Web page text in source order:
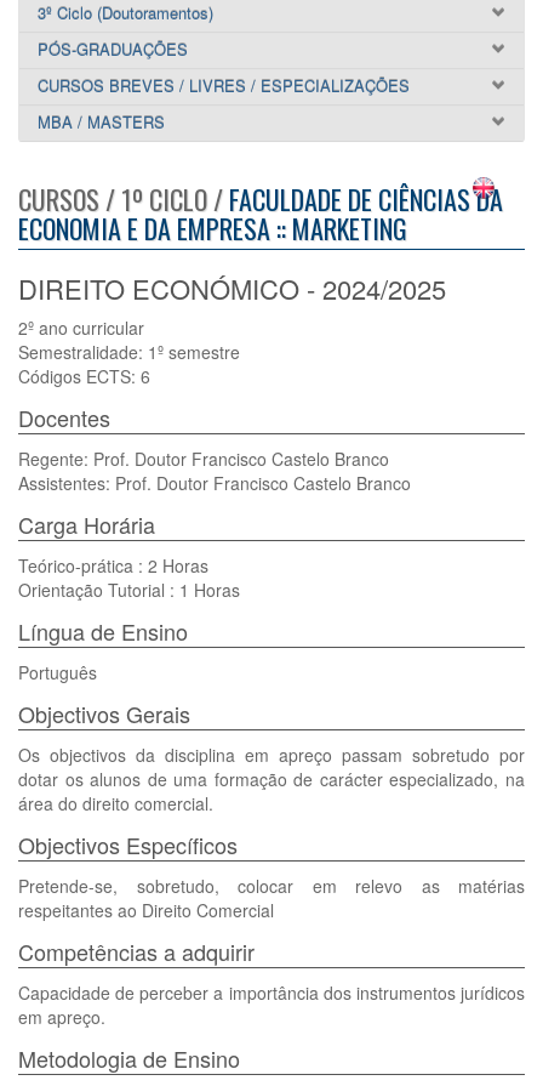
3º Ciclo (Doutoramentos)
PÓS-GRADUAÇÕES
CURSOS BREVES / LIVRES / ESPECIALIZAÇÕES
MBA / MASTERS
CURSOS / 1º CICLO /FACULDADE DE CIÊNCIAS DA
ECONOMIA E DA EMPRESA :: MARKETING
DIREITO ECONÓMICO - 2024/2025
2º ano curricular
Semestralidade: 1º semestre
Códigos ECTS: 6
Docentes
Regente: Prof. Doutor Francisco Castelo Branco
Assistentes: Prof. Doutor Francisco Castelo Branco
Carga Horária
Teórico-prática : 2 Horas
Orientação Tutorial : 1 Horas
Língua de Ensino
Português
Objectivos Gerais
Os objectivos da disciplina em apreço passam sobretudo por
dotar os alunos de uma formação de carácter especializado, na
área do direito comercial.
Objectivos Específicos
Pretende-se, sobretudo, colocar em relevo as matérias
respeitantes ao Direito Comercial
Competências a adquirir
Capacidade de perceber a importância dos instrumentos jurídicos
em apreço.
Metodologia de Ensino